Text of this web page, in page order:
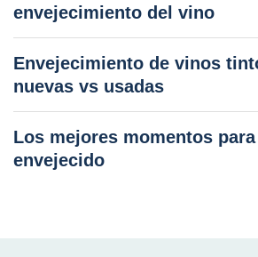
envejecimiento del vino
Envejecimiento de vinos
nuevas vs usadas
Los mejores momentos
envejecido